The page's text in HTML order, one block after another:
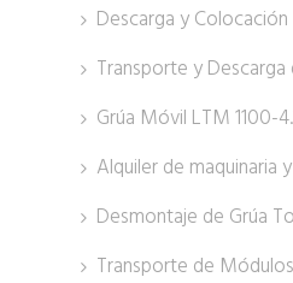
Descarga y Colocación
Transporte y Descarga
Grúa Móvil LTM 1100-
Alquiler de maquinaria
Desmontaje de Grúa
Transporte de